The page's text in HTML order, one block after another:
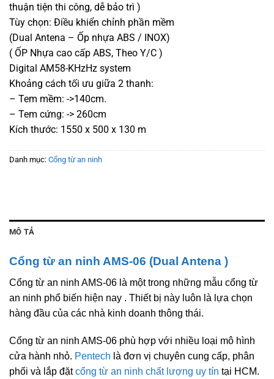
thuận tiện thi công, dễ bảo trì )
Tùy chọn: Điều khiển chỉnh phần mềm
(Dual Antena – Ốp nhựa ABS / INOX)
( ỐP Nhựa cao cấp ABS, Theo Y/C )
Digital AM58-KHzHz system
Khoảng cách tối ưu giữa 2 thanh:
– Tem mềm: ->140cm.
– Tem cứng: -> 260cm
Kích thước: 1550 x 500 x 130 m
Danh mục: Cổng từ an ninh
MÔ TẢ
Cổng từ an ninh AMS-06 (Dual Antena )
Cổng từ an ninh AMS-06 là một trong những mẫu cổng từ
an ninh phổ biến hiện nay . Thiết bị này luôn là lựa chọn
hàng đầu của các nhà kinh doanh thông thái.
Cổng từ an ninh AMS-06 phù hợp với nhiều loại mô hình
cửa hành nhỏ. Pentech là đơn vị chuyên cung cấp, phân
phối và lắp đặtcổng từ an ninh chất lượng uy tín tại HCM.